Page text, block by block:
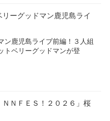
ーグッドマン鹿児島ライ
ン鹿児島ライブ前編！３人組
トベリーグッドマンが登
ＮＦＥＳ！２０２６」桜